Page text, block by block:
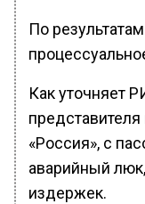
По
Как уточняет
«Россия», с
аварийный
издержек.